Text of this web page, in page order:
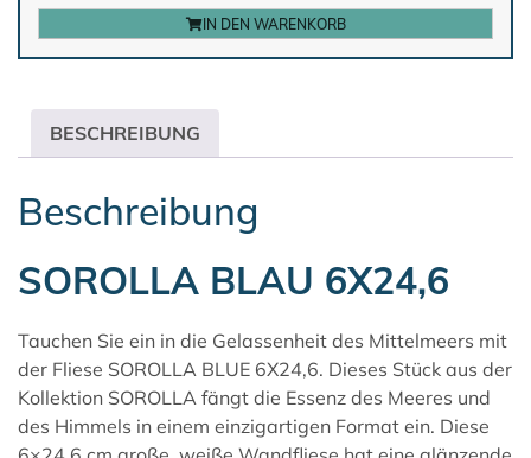
IN DEN WARENKORB
BESCHREIBUNG
Beschreibung
SOROLLA BLAU 6X24,6
Tauchen Sie ein in die Gelassenheit des Mittelmeers mit
der Fliese SOROLLA BLUE 6X24,6. Dieses Stück aus der
Kollektion SOROLLA fängt die Essenz des Meeres und
des Himmels in einem einzigartigen Format ein. Diese